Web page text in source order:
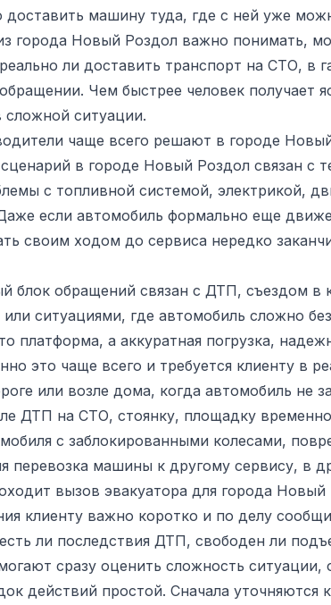
доставить машину туда, где с ней уже
города Новый Роздол важно понимать,
ли доставить транспорт на СТО, в
Чем быстрее человек получает
сложной ситуации.
чаще всего решают в городе
в городе Новый Роздол связан с
с топливной системой, электрикой,
если автомобиль формально еще
своим ходом до сервиса нередко
блок обращений связан с ДТП, съездом
ситуациями, где автомобиль сложно
платформа, а аккуратная погрузка,
это чаще всего и требуется клиенту в
или возле дома, когда автомобиль не
ДТП на СТО, стоянку, площадку
с заблокированными колесами,
перевозка машины к другому сервису, в
вызов эвакуатора для города Новый
клиенту важно коротко и по делу
ли последствия ДТП, свободен ли
сразу оценить сложность ситуации,
действий простой. Сначала уточняются